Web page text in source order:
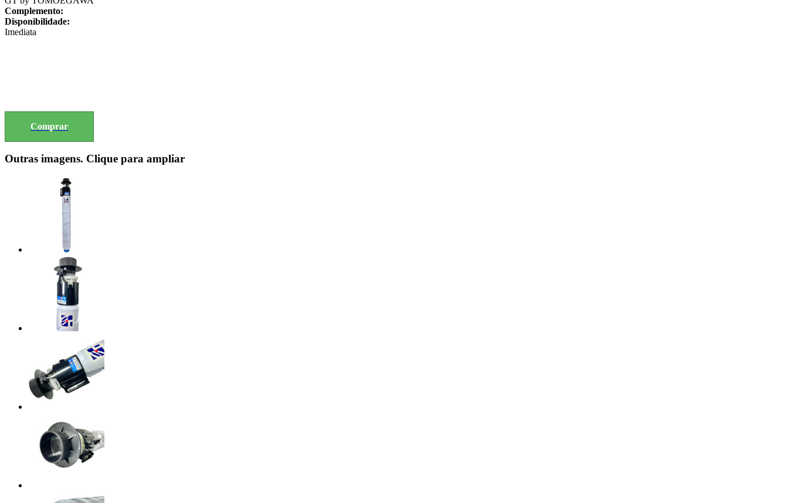
Complemento:
Disponibilidade:
Imediata
Comprar
Outras imagens. Clique para ampliar